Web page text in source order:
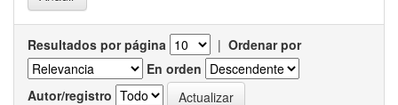
Resultados por página | Ordenar por
En orden
Autor/registro